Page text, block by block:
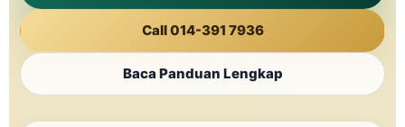
Call 014-391 7936
Baca Panduan Lengkap